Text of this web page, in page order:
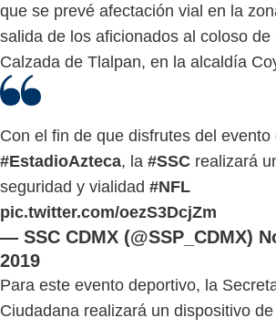
que se prevé afectación vial en la
salida de los aficionados al coloso de
Calzada de Tlalpan, en la alcaldía
Con el fin de que disfrutes del evento
#EstadioAzteca, la #SSC realizará
seguridad y vialidad #NFL
pic.twitter.com/oezS3DcjZm
— SSC CDMX (@SSP_CDMX)
2019
Para este evento deportivo, la
Ciudadana realizará un dispositivo